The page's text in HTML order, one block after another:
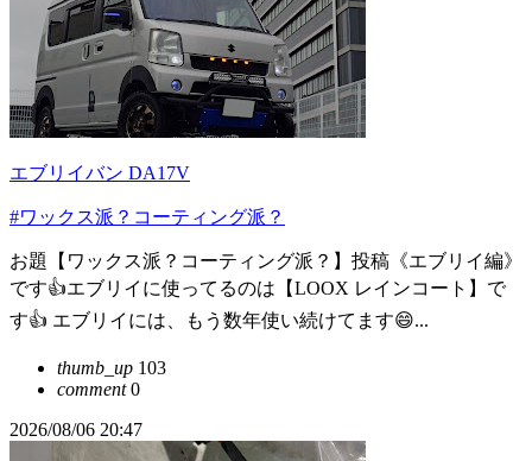
エブリイバン DA17V
#ワックス派？コーティング派？
お題【ワックス派？コーティング派？】投稿《エブリイ編》
です👍エブリイに使ってるのは【LOOX レインコート】で
す👍 エブリイには、もう数年使い続けてます😄...
thumb_up 103
comment0
2026/08/06 20:47